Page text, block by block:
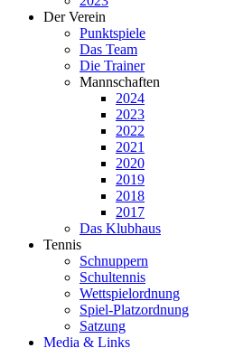
Der Verein
Punktspiele
Das Team
Die Trainer
Mannschaften
2024
2023
2022
2021
2020
2019
2018
2017
Das Klubhaus
Tennis
Schnuppern
Schultennis
Wettspielordnung
Spiel-Platzordnung
Satzung
Media & Links